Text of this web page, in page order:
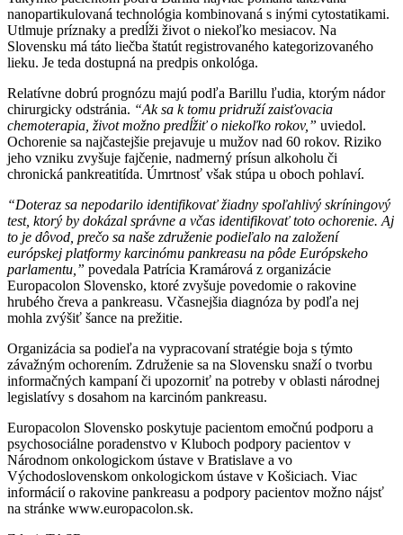
nanopartikulovaná technológia kombinovaná s inými cytostatikami.
Utlmuje príznaky a predĺži život o niekoľko mesiacov. Na
Slovensku má táto liečba štatút registrovaného kategorizovaného
lieku. Je teda dostupná na predpis onkológa.
Relatívne dobrú prognózu majú podľa Barillu ľudia, ktorým nádor
chirurgicky odstránia. “Ak sa k tomu pridruží zaisťovacia
chemoterapia, život možno predĺžiť o niekoľko rokov,” uviedol.
Ochorenie sa najčastejšie prejavuje u mužov nad 60 rokov. Riziko
jeho vzniku zvyšuje fajčenie, nadmerný prísun alkoholu či
chronická pankreatitída. Úmrtnosť však stúpa u oboch pohlaví.
“Doteraz sa nepodarilo identifikovať žiadny spoľahlivý skríningový
test, ktorý by dokázal správne a včas identifikovať toto ochorenie. Aj
to je dôvod, prečo sa naše združenie podieľalo na založení
európskej platformy karcinómu pankreasu na pôde Európskeho
parlamentu,” povedala Patrícia Kramárová z organizácie
Europacolon Slovensko, ktoré zvyšuje povedomie o rakovine
hrubého čreva a pankreasu. Včasnejšia diagnóza by podľa nej
mohla zvýšiť šance na prežitie.
Organizácia sa podieľa na vypracovaní stratégie boja s týmto
závažným ochorením. Združenie sa na Slovensku snaží o tvorbu
informačných kampaní či upozorniť na potreby v oblasti národnej
legislatívy s dosahom na karcinóm pankreasu.
Europacolon Slovensko poskytuje pacientom emočnú podporu a
psychosociálne poradenstvo v Kluboch podpory pacientov v
Národnom onkologickom ústave v Bratislave a vo
Východoslovenskom onkologickom ústave v Košiciach. Viac
informácií o rakovine pankreasu a podpory pacientov možno nájsť
na stránke www.europacolon.sk.